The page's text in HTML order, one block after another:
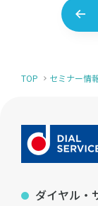
TOP セミナー情
ダイヤル・